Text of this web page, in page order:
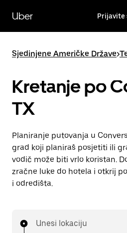
glavni
sadržaj
Uber Prijavite
Sjedinjene Američke Države>
Kretanje po
TX
Planiranje putovanja u
grad koji planiraš posjetiti ili
vodič može biti vrlo koristan.
zračne luke do hotela i otkrij
i odredišta.
Unesi lokaciju